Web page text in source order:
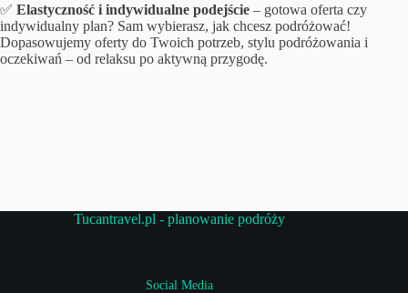
✅ Elastyczność i indywidualne podejście – gotowa oferta czy
indywidualny plan? Sam wybierasz, jak chcesz podróżować!
Dopasowujemy oferty do Twoich potrzeb, stylu podróżowania i
oczekiwań – od relaksu po aktywną przygodę.
Tucantravel.pl - planowanie podróży
Social Media